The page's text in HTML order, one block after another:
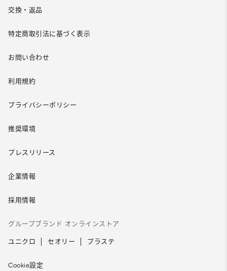
交換・返品
特定商取引法に基づく表示
お問い合わせ
利用規約
プライバシーポリシー
推奨環境
プレスリリース
企業情報
採用情報
グループブランド オンラインストア
ユニクロ セオリー プラステ
Cookie設定